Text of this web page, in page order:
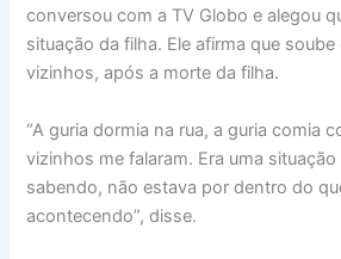
conversou com a TV Globo e alegou
situação da filha. Ele afirma que
vizinhos, após a morte da filha.
“A guria dormia na rua, a guria comia
vizinhos me falaram. Era uma
sabendo, não estava por dentro do
acontecendo”, disse.